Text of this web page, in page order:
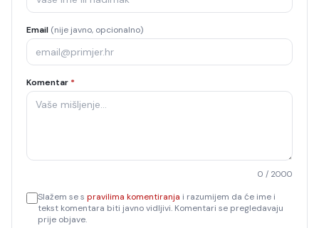
Email (nije javno, opcionalno)
Komentar *
0 / 2000
Slažem se s pravilima komentiranja i razumijem da će ime i
tekst komentara biti javno vidljivi. Komentari se pregledavaju
prije objave.